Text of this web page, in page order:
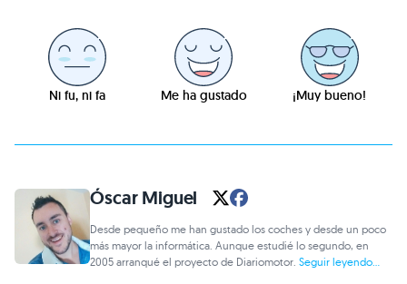
Ni fu, ni fa Me ha gustado ¡Muy bueno!
Óscar Miguel
Desde pequeño me han gustado los coches y desde un poco
más mayor la informática. Aunque estudié lo segundo, en
2005 arranqué el proyecto de Diariomotor.Seguir leyendo...